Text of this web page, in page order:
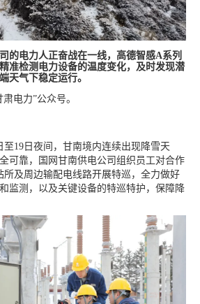
的电力人正奋战在一线，高德智感A系列
准检测电力设备的温度变化，及时发现潜
天气下稳定运行。
电力”公众号。
至19日夜间，甘南境内连续出现降雪天
可靠，国网甘南供电公司组织员工对合作
所及周边输配电线路开展特巡，全力做好
监测，以及关键设备的特巡特护，保障降